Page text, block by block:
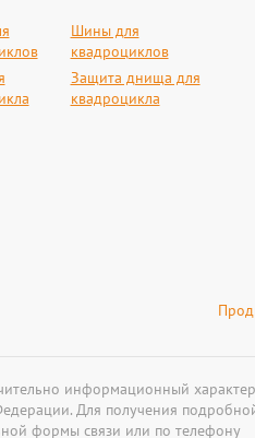
Шины для
квадроциклов
Защита днища для
квадроцикла
информационный
Для получения
формы связи или по телефону